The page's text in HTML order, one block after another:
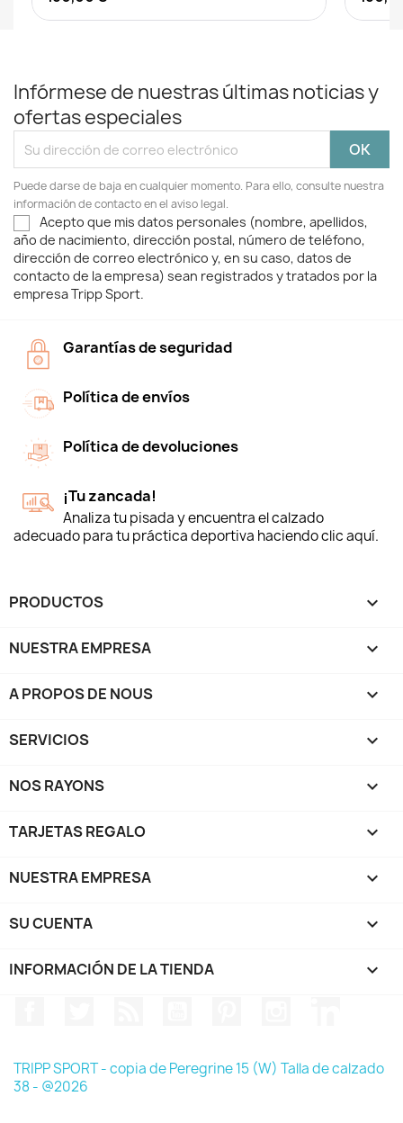
Infórmese de nuestras últimas noticias y
ofertas especiales
Puede darse de baja en cualquier momento. Para ello, consulte nuestra
información de contacto en el aviso legal.
Acepto que mis datos personales (nombre, apellidos,
año de nacimiento, dirección postal, número de teléfono,
dirección de correo electrónico y, en su caso, datos de
contacto de la empresa) sean registrados y tratados por la
empresa Tripp Sport.
Garantías de seguridad
Política de envíos
Política de devoluciones
¡Tu zancada!
Analiza tu pisada y encuentra el calzado
adecuado para tu práctica deportiva haciendo clic aquí.
PRODUCTOS 
NUESTRA EMPRESA 
A PROPOS DE NOUS 
SERVICIOS 
NOS RAYONS 
TARJETAS REGALO 
NUESTRA EMPRESA 
SU CUENTA 
INFORMACIÓN DE LA TIENDA keyboard_arrow_down
TRIPP SPORT - copia de Peregrine 15 (W) Talla de calzado
38 - @2026